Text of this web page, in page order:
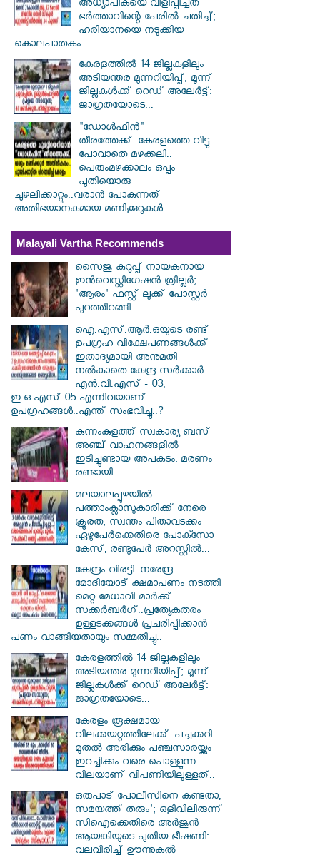
അധ്യാപികയെ വിളിപ്പിച്ചത്
ഭർത്താവിന്റെ പേരിൽ ചതിച്ച്;
ഹരിയാനയെ നടുക്കിയ
കൊലപാതകം...
കേരളത്തിൽ 14 ജില്ലകളിലും
അടിയന്തര മുന്നറിയിപ്പ്; മൂന്ന്
ജില്ലകൾക്ക് റെഡ് അലേർട്ട്:
ജാഗ്രതയോടെ...
"ഡോൾഫിൻ"
തീരത്തേക്ക്..കേരളത്തെ വിട്ടു
പോവാതെ മഴക്കലി..
പെരുംമഴക്കാലം ഒപ്പം
പുതിയൊരു
ചുഴലിക്കാറ്റും..വരാൻ പോകുന്നത്
അതിഭയാനകമായ മണിക്കൂറുകൾ..
Malayali Vartha Recommends
സൈജു കുറുപ്പ് നായകനായ
ഇൻവെസ്റ്റിഗേഷൻ ത്രില്ലർ;
'ആരം' ഫസ്റ്റ് ലുക്ക് പോസ്റ്റർ
പുറത്തിറങ്ങി
ഐ.എസ്.ആർ.ഒയുടെ രണ്ട്
ഉപഗ്രഹ വിക്ഷേപണങ്ങൾക്ക്
ഇതാദ്യമായി അനുമതി
നൽകാതെ കേന്ദ്ര സർക്കാർ...
എൻ.വി.എസ് - 03,
ഇ.ഒ.എസ്-05 എന്നിവയാണ്
ഉപഗ്രഹങ്ങൾ..എന്ത് സംഭവിച്ചു..?
കുന്നംകുളത്ത് സ്വകാര്യ ബസ്
അഞ്ച് വാഹനങ്ങളിൽ
ഇടിച്ചുണ്ടായ അപകടം: മരണം
രണ്ടായി...
മലയാലപ്പുഴയിൽ
പത്താംക്ലാസുകാരിക്ക് നേരെ
ക്രൂരത; സ്വന്തം പിതാവടക്കം
ഏഴുപേർക്കെതിരെ പോക്സോ
കേസ്, രണ്ടുപേർ അറസ്റ്റിൽ...
കേന്ദ്രം വിരട്ടി..നരേന്ദ്ര
മോദിയോട് ക്ഷമാപണം നടത്തി
മെറ്റ മേധാവി മാർക്ക്
സക്കർബർ​ഗ്..പ്രത്യേകതരം
ഉള്ളടക്കങ്ങൾ പ്രചരിപ്പിക്കാൻ
പണം വാങ്ങിയതായും സമ്മതിച്ചു..
കേരളത്തിൽ 14 ജില്ലകളിലും
അടിയന്തര മുന്നറിയിപ്പ്; മൂന്ന്
ജില്ലകൾക്ക് റെഡ് അലേർട്ട്:
ജാഗ്രതയോടെ...
കേരളം രൂക്ഷമായ
വിലക്കയറ്റത്തിലേക്ക്..പച്ചക്കറി
മുതൽ അരിക്കും പഞ്ചസാരയ്ക്കും
ഇറച്ചിക്കും വരെ പൊള്ളുന്ന
വിലയാണ് വിപണിയിലുള്ളത്..
ഒരുപാട് പോലീസിനെ കണ്ടതാ,
സമയത്ത് തരും'; ഒളിവിലിരുന്ന്
സിഐക്കെതിരെ അർജുൻ
ആയങ്കിയുടെ പുതിയ ഭീഷണി:
വലവിരിച്ച് ഊന്നുകൽ